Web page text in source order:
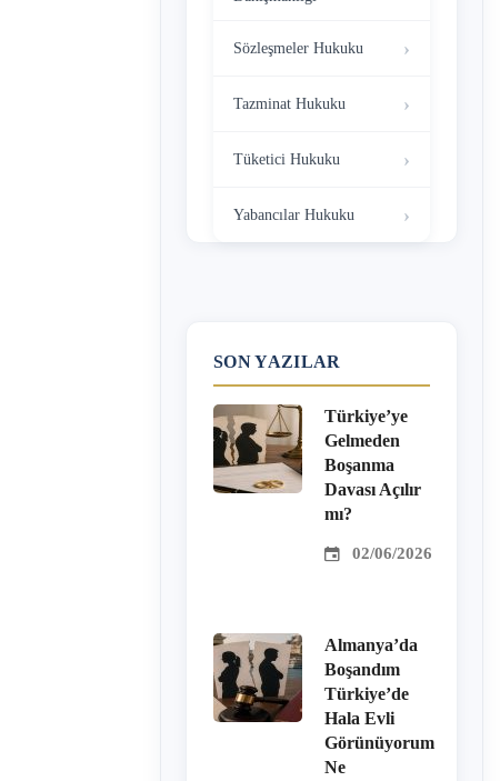
Sözleşmeler Hukuku
Tazminat Hukuku
Tüketici Hukuku
Yabancılar Hukuku
SON YAZILAR
Türkiye’ye
Gelmeden
Boşanma
Davası Açılır
mı?
02/06/2026
Almanya’da
Boşandım
Türkiye’de
Hala Evli
Görünüyorum
Ne